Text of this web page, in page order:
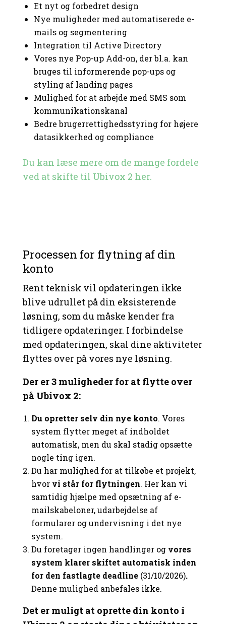
Et nyt og forbedret design
Nye muligheder med automatiserede e-
mails og segmentering
Integration til Active Directory
Vores nye Pop-up Add-on, der bl.a. kan
bruges til informerende pop-ups og
styling af landing pages
Mulighed for at arbejde med SMS som
kommunikationskanal
Bedre brugerrettighedsstyring for højere
datasikkerhed og compliance
Du kan læse mere om de mange fordele
ved at skifte til Ubivox 2 her.
Processen for flytning af din
konto
Rent teknisk vil opdateringen ikke
blive udrullet på din eksisterende
løsning, som du måske kender fra
tidligere opdateringer. I forbindelse
med opdateringen, skal dine aktiviteter
flyttes over på vores nye løsning.
Der er 3 muligheder for at flytte over
på Ubivox 2:
Du opretter selv din nye konto. Vores
system flytter meget af indholdet
automatisk, men du skal stadig opsætte
nogle ting igen.
Du har mulighed for at tilkøbe et projekt,
hvor vi står for flytningen. Her kan vi
samtidig hjælpe med opsætning af e-
mailskabeloner, udarbejdelse af
formularer og undervisning i det nye
system.
Du foretager ingen handlinger ogvores
system klarer skiftet automatisk inden
for den fastlagte deadline (31/10/2026).
Denne mulighed anbefales ikke.
Det er muligt at oprette din konto i